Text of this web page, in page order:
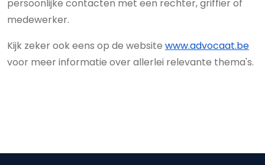
persoonlijke con­tacten met een rechter, griffier of
me­de­wer­ker.
Kijk zeker ook eens op de website www.advocaat.be
voor meer informatie over allerlei relevante thema's.